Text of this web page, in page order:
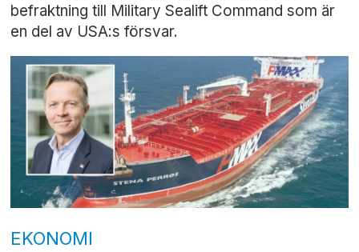
befraktning till Military Sealift Command som är
en del av USA:s försvar.
EKONOMI